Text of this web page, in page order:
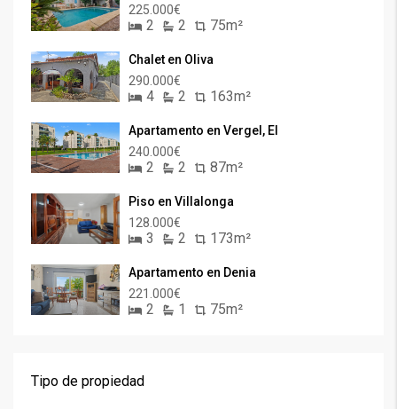
225.000€
2 2 75m²
Chalet en Oliva
290.000€
4 2 163m²
Apartamento en Vergel, El
240.000€
2 2 87m²
Piso en Villalonga
128.000€
3 2 173m²
Apartamento en Denia
221.000€
2 1 75m²
Tipo de propiedad